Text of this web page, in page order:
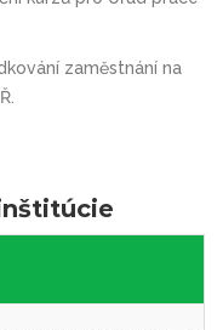
zaměstnání na